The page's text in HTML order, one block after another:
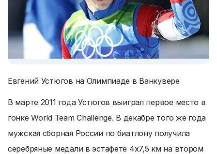
Евгений Устюгов на Олимпиаде в Ванкувере
В марте 2011 года Устюгов выиграл первое место в
гонке World Team Challenge. В декабре того же года
мужская сборная России по биатлону получила
серебряные медали в эстафете 4х7,5 км на втором